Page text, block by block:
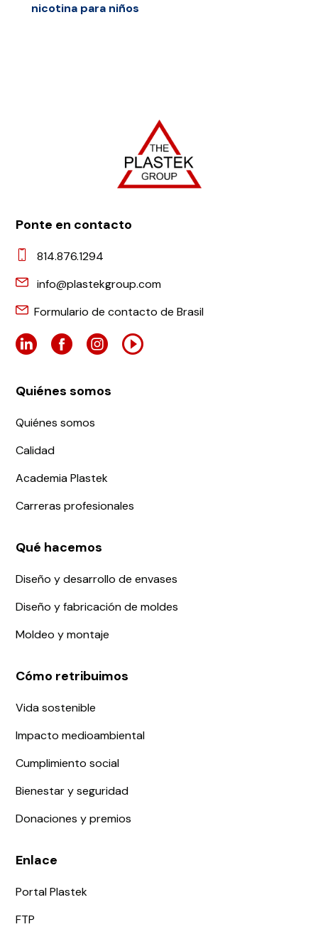
nicotina para niños
Ponte en contacto
814.876.1294
info@plastekgroup.com
Formulario de contacto de Brasil
Quiénes somos
Quiénes somos
Calidad
Academia Plastek
Carreras profesionales
Qué hacemos
Diseño y desarrollo de envases
Diseño y fabricación de moldes
Moldeo y montaje
Cómo retribuimos
Vida sostenible
Impacto medioambiental
Cumplimiento social
Bienestar y seguridad
Donaciones y premios
Enlace
Portal Plastek
FTP